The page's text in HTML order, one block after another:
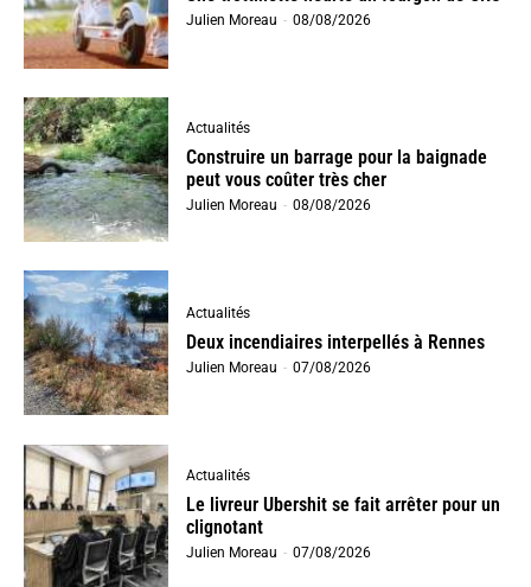
Julien Moreau - 08/08/2026
Actualités
Construire un barrage pour la baignade
peut vous coûter très cher
Julien Moreau - 08/08/2026
Actualités
Deux incendiaires interpellés à Rennes
Julien Moreau - 07/08/2026
Actualités
Le livreur Ubershit se fait arrêter pour un
clignotant
Julien Moreau - 07/08/2026